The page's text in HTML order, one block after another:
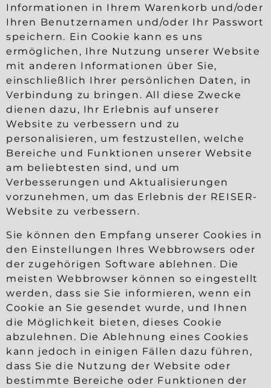
Informationen in Ihrem Warenkorb und/oder
Ihren Benutzernamen und/oder Ihr Passwort
speichern. Ein Cookie kann es uns
ermöglichen, Ihre Nutzung unserer Website
mit anderen Informationen über Sie,
einschließlich Ihrer persönlichen Daten, in
Verbindung zu bringen. All diese Zwecke
dienen dazu, Ihr Erlebnis auf unserer
Website zu verbessern und zu
personalisieren, um festzustellen, welche
Bereiche und Funktionen unserer Website
am beliebtesten sind, und um
Verbesserungen und Aktualisierungen
vorzunehmen, um das Erlebnis der REISER-
Website zu verbessern.
Sie können den Empfang unserer Cookies in
den Einstellungen Ihres Webbrowsers oder
der zugehörigen Software ablehnen. Die
meisten Webbrowser können so eingestellt
werden, dass sie Sie informieren, wenn ein
Cookie an Sie gesendet wurde, und Ihnen
die Möglichkeit bieten, dieses Cookie
abzulehnen. Die Ablehnung eines Cookies
kann jedoch in einigen Fällen dazu führen,
dass Sie die Nutzung der Website oder
bestimmte Bereiche oder Funktionen der